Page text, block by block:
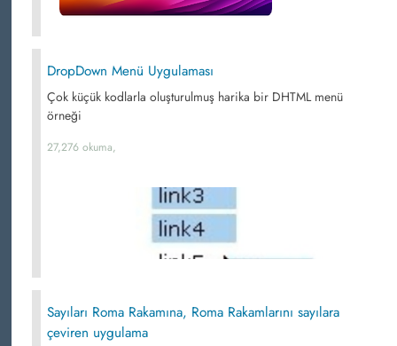
DropDown Menü Uygulaması
Çok küçük kodlarla oluşturulmuş harika bir DHTML menü
örneği
27,276 okuma,
Sayıları Roma Rakamına, Roma Rakamlarını sayılara
çeviren uygulama